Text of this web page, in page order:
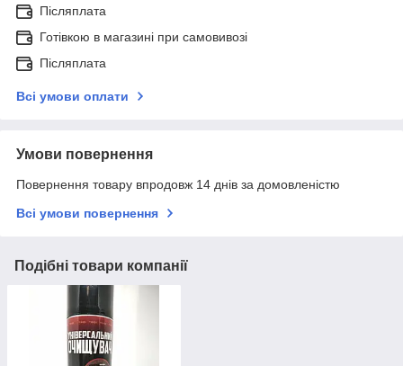
Післяплата
Готівкою в магазині при самовивозі
Післяплата
Всі умови оплати
Умови повернення
Повернення товару впродовж 14 днів за домовленістю
Всі умови повернення
Подібні товари компанії